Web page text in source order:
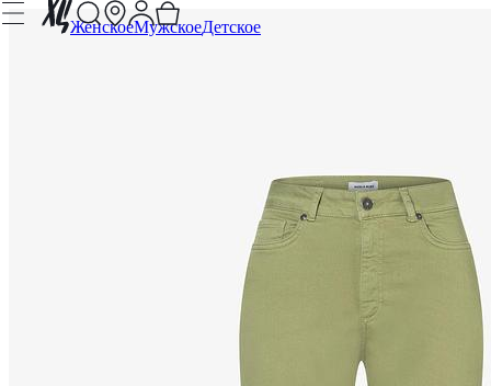
ЖенскоеМужскоеДетское